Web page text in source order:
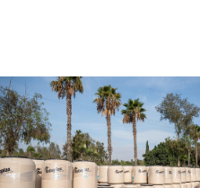
de la Fiscalía General del
(FGE), Juan Carlos
detenidos están
cambios de propietarios que
registraron con